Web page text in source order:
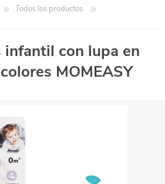
Todos los productos
infantil con lupa en
MOMEASY